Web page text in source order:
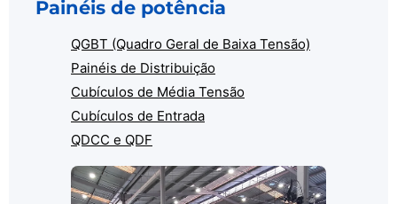
Painéis de potência
QGBT (Quadro Geral de Baixa Tensão)
Painéis de Distribuição
Cubículos de Média Tensão
Cubículos de Entrada
QDCC e QDF